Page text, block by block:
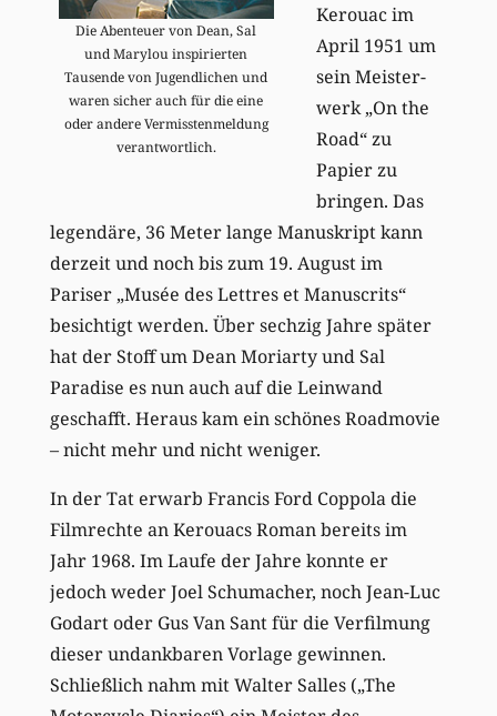
Die Abenteuer von Dean, Sal
und Marylou inspirierten
Tausende von Jugendlichen und
waren sicher auch für die eine
oder andere Vermisstenmeldung
verantwortlich.
Kerouac im
April 1951 um
sein Meister-
werk „On the
Road“ zu
Papier zu
bringen. Das
legendäre, 36 Meter lange Manuskript kann
derzeit und noch bis zum 19. August im
Pariser „Musée des Lettres et Manuscrits“
besichtigt werden. Über sechzig Jahre später
hat der Stoff um Dean Moriarty und Sal
Paradise es nun auch auf die Leinwand
geschafft. Heraus kam ein schönes Roadmovie
– nicht mehr und nicht weniger.
In der Tat erwarb Francis Ford Coppola die
Filmrechte an Kerouacs Roman bereits im
Jahr 1968. Im Laufe der Jahre konnte er
jedoch weder Joel Schumacher, noch Jean-Luc
Godart oder Gus Van Sant für die Verfilmung
dieser undankbaren Vorlage gewinnen.
Schließlich nahm mit Walter Salles („The